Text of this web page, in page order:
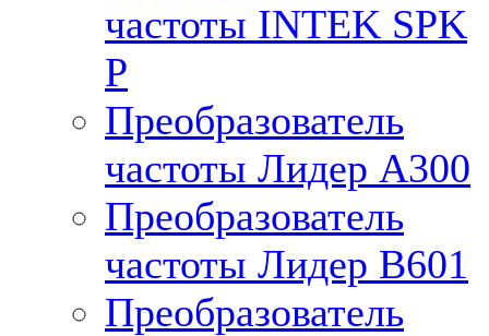
частоты INTEK SPK
P
Преобразователь
частоты Лидер А300
Преобразователь
частоты Лидер B601
Преобразователь